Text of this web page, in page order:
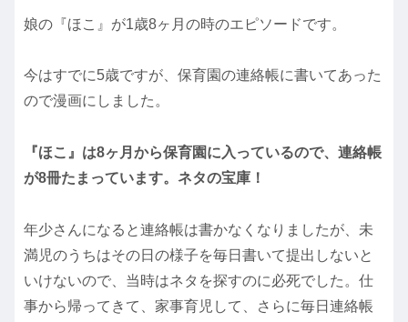
娘の『ほこ』が1歳8ヶ月の時のエピソードです。
今はすでに5歳ですが、保育園の連絡帳に書いてあった
ので漫画にしました。
『ほこ』は8ヶ月から保育園に入っているので、連絡帳
が8冊たまっています。ネタの宝庫！
年少さんになると連絡帳は書かなくなりましたが、未
満児のうちはその日の様子を毎日書いて提出しないと
いけないので、当時はネタを探すのに必死でした。仕
事から帰ってきて、家事育児して、さらに毎日連絡帳